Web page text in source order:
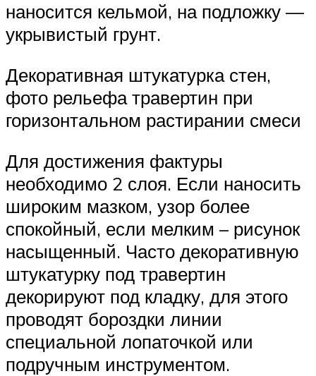
наносится кельмой, на подложку —
укрывистый грунт.
Декоративная штукатурка стен,
фото рельефа травертин при
горизонтальном растирании смеси
Для достижения фактуры
необходимо 2 слоя. Если наносить
широким мазком, узор более
спокойный, если мелким – рисунок
насыщенный. Часто декоративную
штукатурку под травертин
декорируют под кладку, для этого
проводят бороздки линии
специальной лопаточкой или
подручным инструментом.